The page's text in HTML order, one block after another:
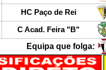
HC Paço de Rei
C Acad. Feira "B"
Equipa que folga: